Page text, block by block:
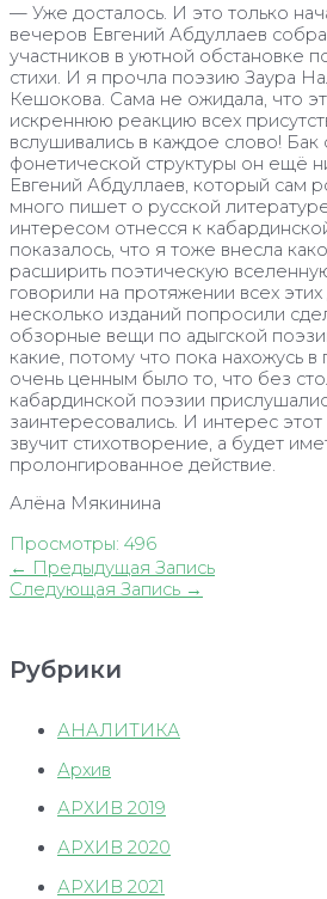
— Уже досталось. И это только
вечеров Евгений Абдуллаев
участников в уютной обстановке
стихи. И я прочла поэзию Заура
Кешокова. Сама не ожидала, что
искреннюю реакцию всех
вслушивались в каждое слово! Бак
фонетической структуры он ещё
Евгений Абдуллаев, который сам
много пишет о русской
интересом отнесся к
показалось, что я тоже внесла
расширить поэтическую
говорили на протяжении всех
несколько изданий попросили
обзорные вещи по адыгской
какие, потому что пока нахожусь
очень ценным было то, что без
кабардинской поэзии
заинтересовались. И интерес
звучит стихотворение, а будет
пролонгированное действие.
Алёна Мякинина
Просмотры: 496
Навигация
по
← Предыдущая Запись
Следующая Запись →
Рубрики
АНАЛИТИКА
Архив
АРХИВ 2019
АРХИВ 2020
АРХИВ 2021